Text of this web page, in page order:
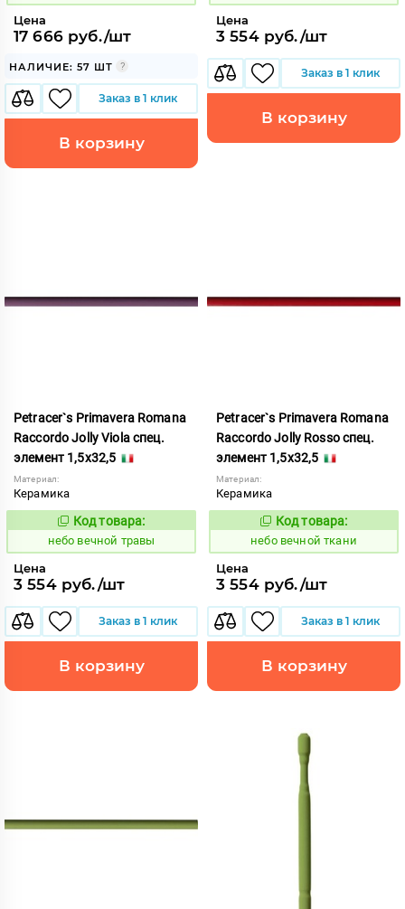
Цена
17 666 руб./шт
НАЛИЧИЕ: 57 ШТ
Заказ в 1 клик
В корзину
Цена
3 554 руб./шт
Заказ в 1 клик
В корзину
Petracer`s Primavera Romana
Raccordo Jolly Viola спец.
элемент 1,5x32,5
Материал:
Керамика
1111107
Код товара:
небо вечной травы
Цена
3 554 руб./шт
Заказ в 1 клик
В корзину
Petracer`s Primavera Romana
Raccordo Jolly Rosso спец.
элемент 1,5x32,5
Материал:
Керамика
1111105
Код товара:
небо вечной ткани
Цена
3 554 руб./шт
Заказ в 1 клик
В корзину